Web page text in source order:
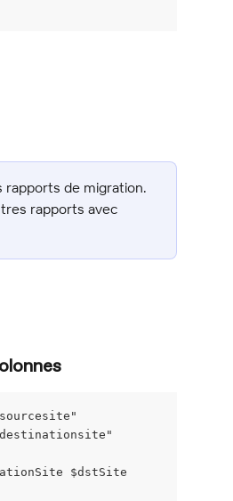
de migration.
rapports avec
$dstSite